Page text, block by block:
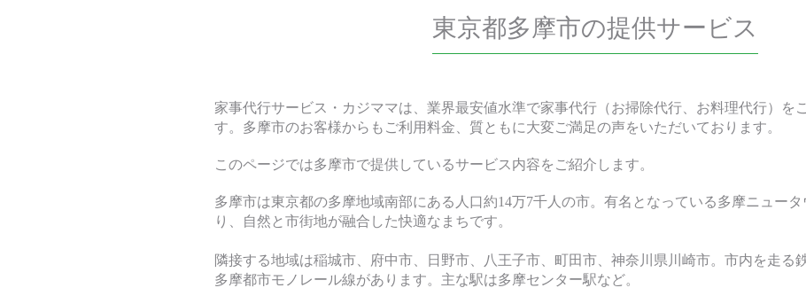
東京都多摩市の提供サービス
家事代行サービス・カジママは、業界最安値水準で家事代行（お掃除代行、お料理代行）を
す。多摩市のお客様からもご利用料金、質ともに大変ご満足の声をいただいております。
このページでは多摩市で提供しているサービス内容をご紹介します。
多摩市は東京都の多摩地域南部にある人口約14万7千人の市。有名となっている多摩ニュー
り、自然と市街地が融合した快適なまちです。
隣接する地域は稲城市、府中市、日野市、八王子市、町田市、神奈川県川崎市。市内を走る
多摩都市モノレール線があります。主な駅は多摩センター駅など。